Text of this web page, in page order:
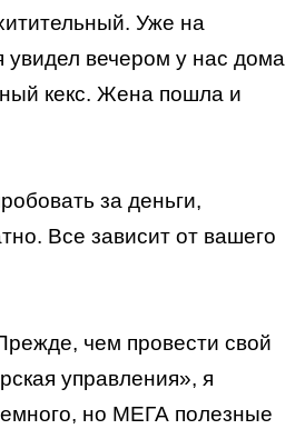
Уже на
вечером у нас дома
кекс. Жена пошла и
за деньги,
Все зависит от вашего
чем провести свой
управления», я
но МЕГА полезные